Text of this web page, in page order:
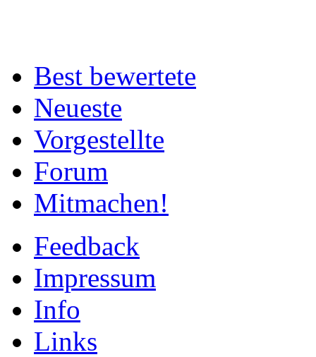
Best bewertete
Neueste
Vorgestellte
Forum
Mitmachen!
Feedback
Impressum
Info
Links